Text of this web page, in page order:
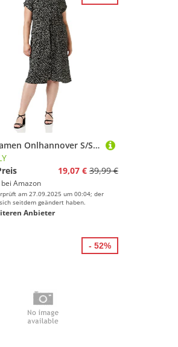
ONLY Damen Onlhannover S/S Shirt Dress Noos WVN, Black/AOP:w. Cloud Dancer Graphic, 32
19,07 € 39,99 €
Amazon
am 27.09.2025 um 00:04; der
seitdem geändert haben.
Anbieter
- 52%